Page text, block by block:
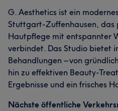
G. Aesthetics ist ein
Stuttgart-Zuffenhausen, das
Hautpflege mit entspannter
verbindet. Das Studio bietet
Behandlungen – von
hin zu effektiven Beauty-
Ergebnisse und ein frisches
Nächste öffentliche